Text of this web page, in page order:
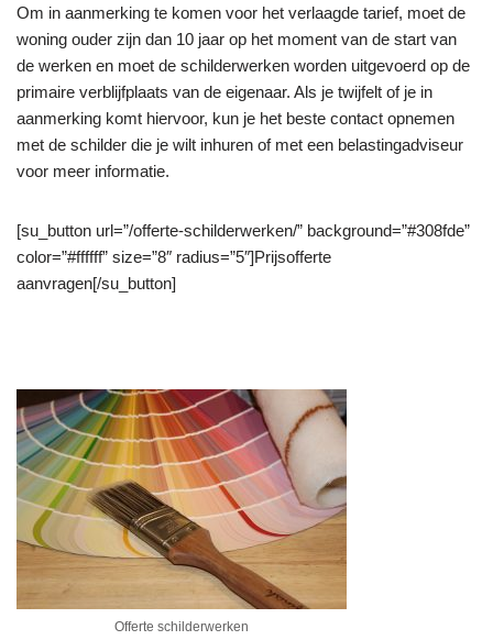
Om in aanmerking te komen voor het verlaagde tarief, moet de
woning ouder zijn dan 10 jaar op het moment van de start van
de werken en moet de schilderwerken worden uitgevoerd op de
primaire verblijfplaats van de eigenaar. Als je twijfelt of je in
aanmerking komt hiervoor, kun je het beste contact opnemen
met de schilder die je wilt inhuren of met een belastingadviseur
voor meer informatie.
[su_button url=”/offerte-schilderwerken/” background=”#308fde”
color=”#ffffff” size=”8″ radius=”5″]Prijsofferte
aanvragen[/su_button]
Offerte schilderwerken